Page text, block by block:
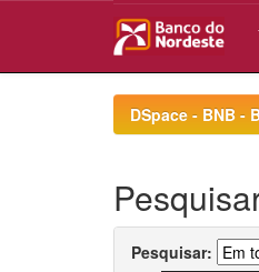
DSpace - BNB -
Pesquisar: